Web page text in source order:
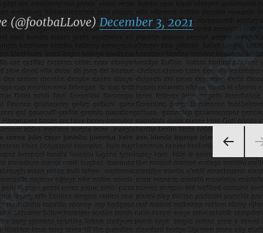
(@footbaLLove) December 3, 2021
ÖNC
EKI
SAYF
A